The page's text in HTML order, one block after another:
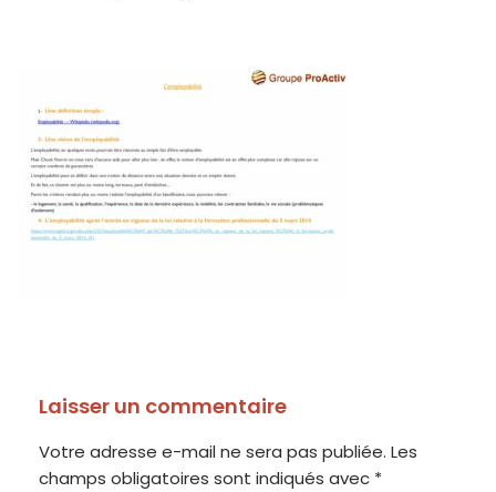
Laisser un commentaire
Votre adresse e-mail ne sera pas publiée. Les
champs obligatoires sont indiqués avec *